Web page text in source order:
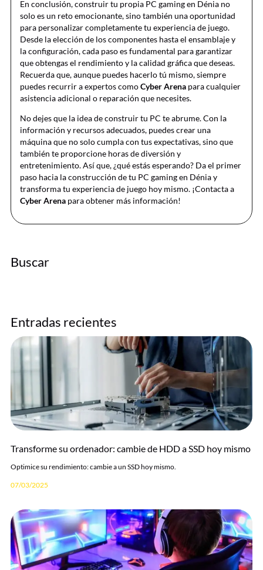
En conclusión, construir tu propia PC gaming en Dénia no
solo es un reto emocionante, sino también una oportunidad
para personalizar completamente tu experiencia de juego.
Desde la elección de los componentes hasta el ensamblaje y
la configuración, cada paso es fundamental para garantizar
que obtengas el rendimiento y la calidad gráfica que deseas.
Recuerda que, aunque puedes hacerlo tú mismo, siempre
puedes recurrir a expertos comoCyber Arena para cualquier
asistencia adicional o reparación que necesites.
No dejes que la idea de construir tu PC te abrume. Con la
información y recursos adecuados, puedes crear una
máquina que no solo cumpla con tus expectativas, sino que
también te proporcione horas de diversión y
entretenimiento. Así que, ¿qué estás esperando? Da el primer
paso hacia la construcción de tu PC gaming en Dénia y
transforma tu experiencia de juego hoy mismo. ¡Contacta a
Cyber Arena para obtener más información!
Buscar
Entradas recientes
Transforme su ordenador: cambie de HDD a SSD hoy mismo
Optimice su rendimiento: cambie a un SSD hoy mismo.
07/03/2025